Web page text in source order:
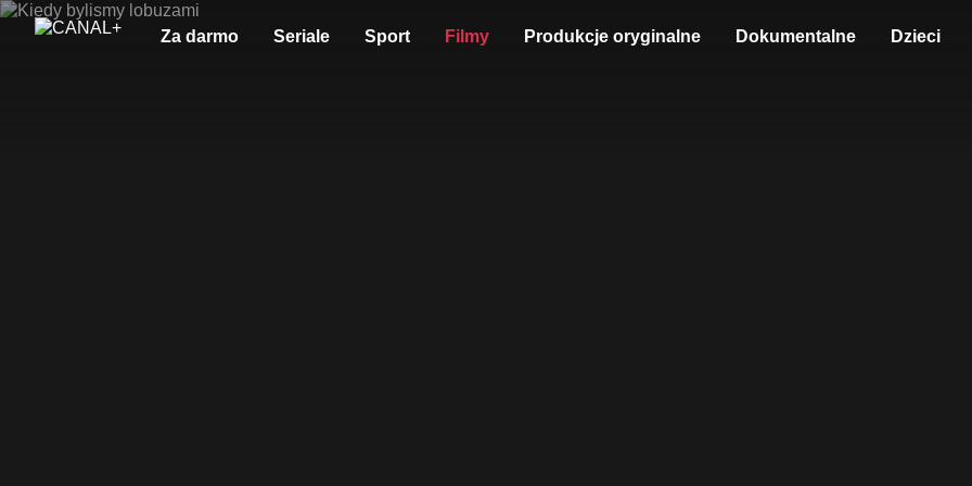
Za darmo Seriale Sport Filmy Produkcje oryginalne Dokumentalne Dzieci